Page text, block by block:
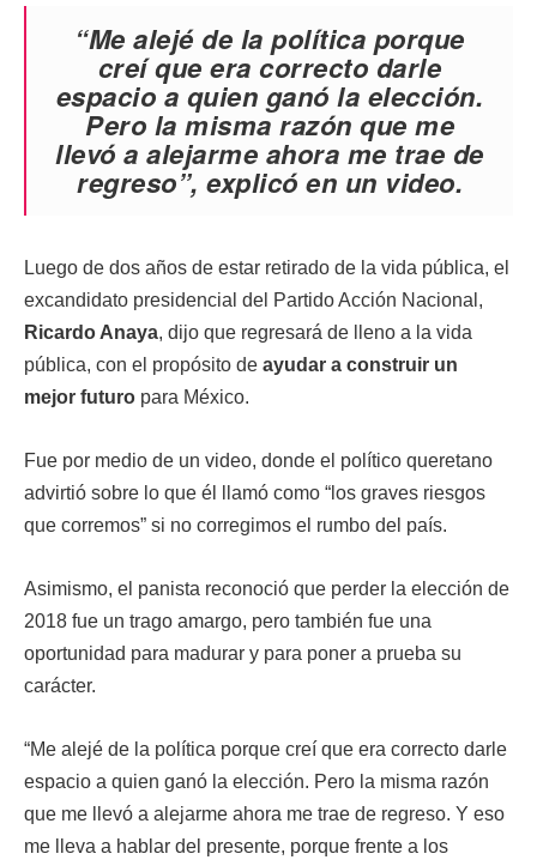
“Me alejé de la política porque
creí que era correcto darle
espacio a quien ganó la elección.
Pero la misma razón que me
llevó a alejarme ahora me trae de
regreso”, explicó en un video.
Luego de dos años de estar retirado de la vida pública, el
excandidato presidencial del Partido Acción Nacional,
Ricardo Anaya, dijo que regresará de lleno a la vida
pública, con el propósito de ayudar a construir un
mejor futuro para México.
Fue por medio de un video, donde el político queretano
advirtió sobre lo que él llamó como “los graves riesgos
que corremos” si no corregimos el rumbo del país.
Asimismo, el panista reconoció que perder la elección de
2018 fue un trago amargo, pero también fue una
oportunidad para madurar y para poner a prueba su
carácter.
“Me alejé de la política porque creí que era correcto darle
espacio a quien ganó la elección. Pero la misma razón
que me llevó a alejarme ahora me trae de regreso. Y eso
me lleva a hablar del presente, porque frente a los